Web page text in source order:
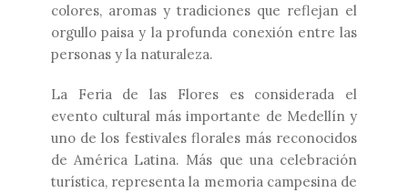
colores, aromas y tradiciones que reflejan el
orgullo paisa y la profunda conexión entre las
personas y la naturaleza.
La Feria de las Flores es considerada el
evento cultural más importante de Medellín y
uno de los festivales florales más reconocidos
de América Latina. Más que una celebración
turística, representa la memoria campesina de